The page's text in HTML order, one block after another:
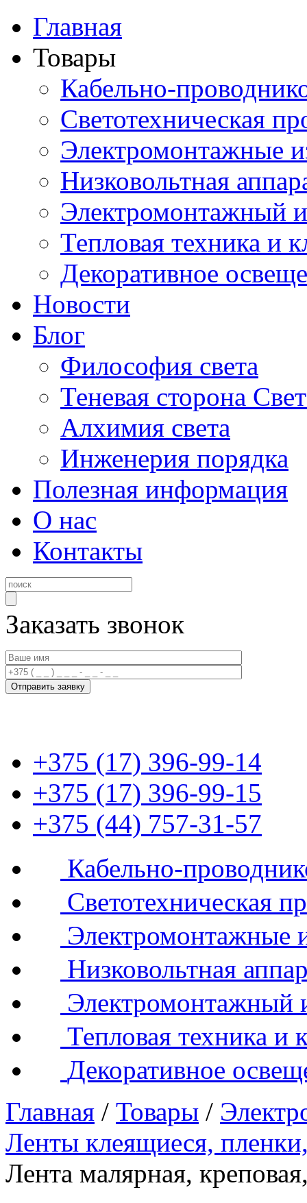
Главная
Товары
Кабельно-
Светотехническая
Электромонтажные
Низковольтная
Электромонтажный
Тепловая техника и
Декоративное
Новости
Блог
Философия света
Теневая сторона
Алхимия света
Инженерия порядка
Полезная информация
О нас
Контакты
Заказать звонок
+375 (17) 396-99-14
+375 (17) 396-99-15
+375 (44) 757-31-57
Кабельно-
Светотехническая
Электромонтажные
Низковольтная
Электромонтажный
Тепловая техника и
Декоративное
Главная / Товары /
Ленты клеящиеся,
Лента малярная,